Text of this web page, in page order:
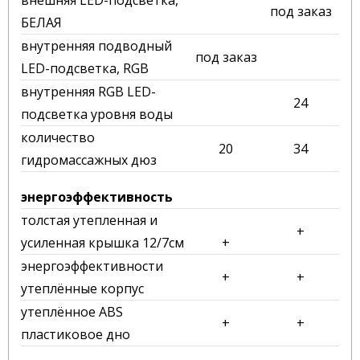
БЕЛАЯ
под заказ
внутренняя подводный
LED-подсветка, RGB
под заказ
внутренняя RGB LED-
подсветка уровня воды
24
количество
гидромассажных дюз
20 34
энергоэффективность
толстая утепленная и
усиленная крышка 12/7см
+
+
энергоэффективности
утеплённые корпус
+
+
утеплённое ABS
пластиковое дно
+ +